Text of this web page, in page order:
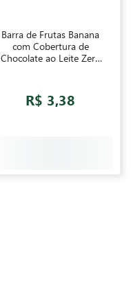
Barra de Frutas Banana
com Cobertura de
Chocolate ao Leite Zero
R$ 3,38